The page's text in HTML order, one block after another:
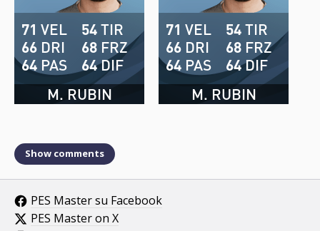
M. RUBIN
71 VEL
66 DRI
64 PAS
54TIR
68 FRZ
64DIF
M. RUBIN
71 VEL
66 DRI
64 PAS
54TIR
68 FRZ
64DIF
Show comments
PES Master su Facebook
PES Master on X